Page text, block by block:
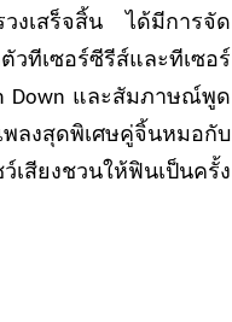
วงเสร็จสิ้น ได้มีการจัด
ทีเซอร์ซีรีส์และทีเซอร์
Down และสัมภาษณ์พูด
ลงสุดพิเศษคู่จิ้นหมอกับ
เสียงชวนให้ฟินเป็นครั้ง